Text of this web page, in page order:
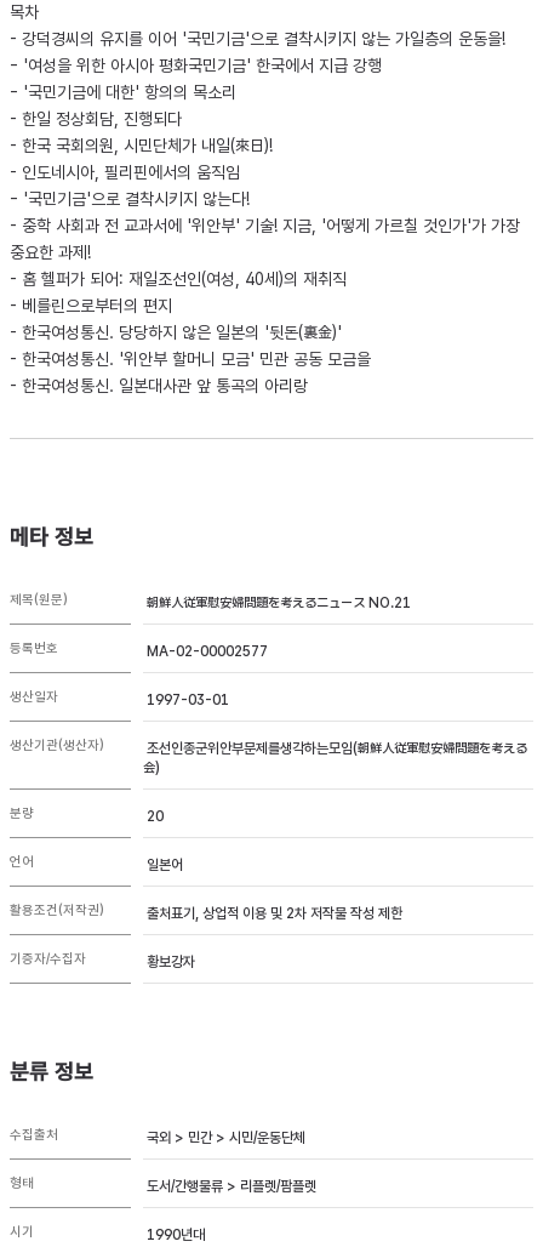
목차
- 강덕경씨의 유지를 이어 '국민기금'으로 결착시키지 않는 가일층의 운동을!
- '여성을 위한 아시아 평화국민기금' 한국에서 지급 강행
- '국민기금에 대한' 항의의 목소리
- 한일 정상회담, 진행되다
- 한국 국회의원, 시민단체가 내일(來日)!
- 인도네시아, 필리핀에서의 움직임
- '국민기금'으로 결착시키지 않는다!
- 중학 사회과 전 교과서에 '위안부' 기술! 지금, '어떻게 가르칠 것인가'가 가장
중요한 과제!
- 홈 헬퍼가 되어: 재일조선인(여성, 40세)의 재취직
- 베를린으로부터의 편지
- 한국여성통신. 당당하지 않은 일본의 '뒷돈(裏金)'
- 한국여성통신. '위안부 할머니 모금' 민관 공동 모금을
- 한국여성통신. 일본대사관 앞 통곡의 아리랑
메타 정보
제목(원문) 朝鮮人従軍慰安婦問題を考えるニュース NO.21
등록번호 MA-02-00002577
생산일자 1997-03-01
생산기관(생산자)
조선인종군위안부문제를생각하는모임(朝鮮人従軍慰安婦問題を考える
会)
분량 20
언어 일본어
활용조건(저작권) 출처표기, 상업적 이용 및 2차 저작물 작성 제한
기증자/수집자 황보강자
분류 정보
수집출처 국외 > 민간 > 시민/운동단체
형태 도서/간행물류 > 리플렛/팜플렛
시기 1990년대